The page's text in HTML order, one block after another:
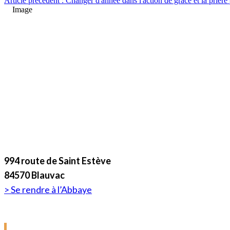
994 route de Saint Estève
84570 Blauvac
> Se rendre à l’Abbaye